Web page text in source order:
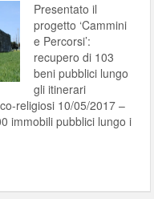
Presentato il
progetto ‘Cammini
e Percorsi’:
recupero di 103
beni pubblici lungo
gli itinerari
religiosi 10/05/2017 –
immobili pubblici lungo i